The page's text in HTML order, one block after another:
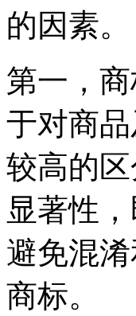
的因素。
第一，
于对商
较高的
显著性
避免混
商标。